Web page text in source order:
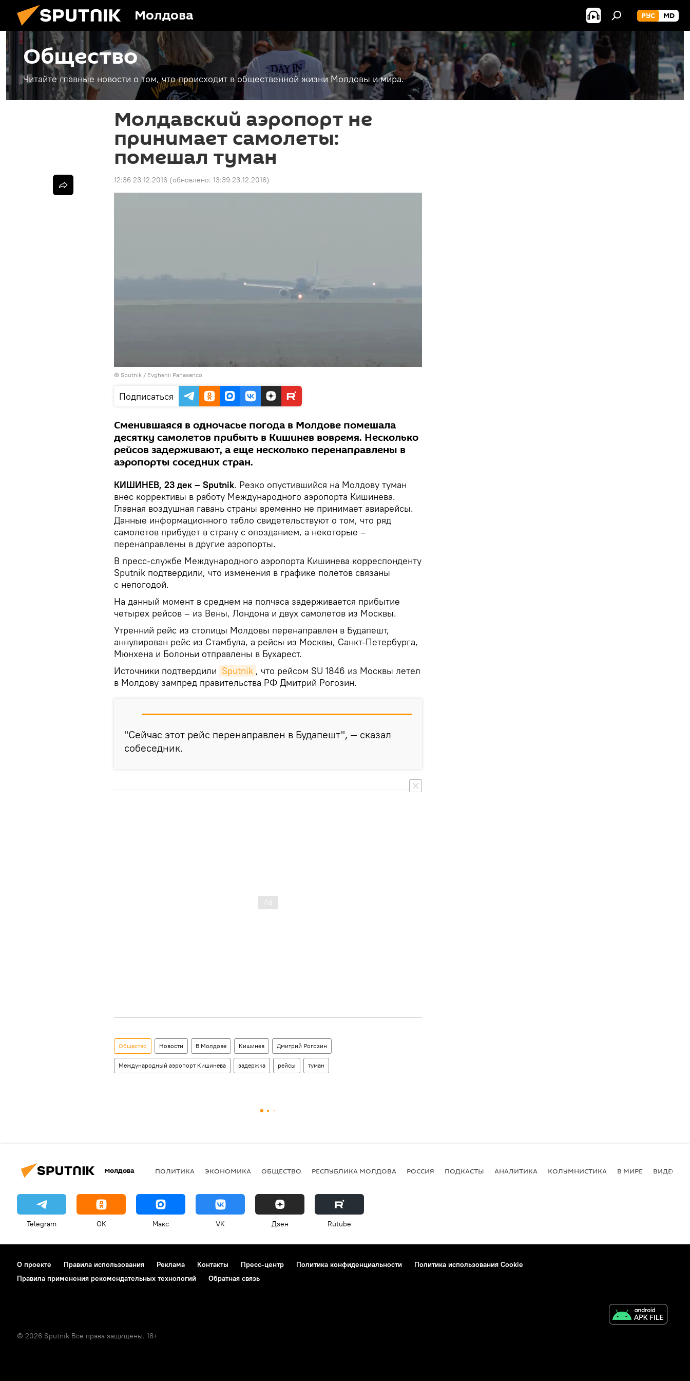
Молдова РУС MD
Общество
Читайте главные новости о том, что происходит в общественной жизни Молдовы и мира.
Молдавский аэропорт не
принимает самолеты:
помешал туман
12:36 23.12.2016 (обновлено: 13:39 23.12.2016)
© Sputnik / Evghenii Panasenco
Подписаться
Сменившаяся в одночасье погода в Молдове помешала
десятку самолетов прибыть в Кишинев вовремя. Несколько
рейсов задерживают, а еще несколько перенаправлены в
аэропорты соседних стран.
КИШИНЕВ, 23 дек – Sputnik. Резко опустившийся на Молдову туман
внес коррективы в работу Международного аэропорта Кишинева.
Главная воздушная гавань страны временно не принимает авиарейсы.
Данные информационного табло свидетельствуют о том, что ряд
самолетов прибудет в страну с опозданием, а некоторые –
перенаправлены в другие аэропорты.
В пресс-службе Международного аэропорта Кишинева корреспонденту
Sputnik подтвердили, что изменения в графике полетов связаны
с непогодой.
На данный момент в среднем на полчаса задерживается прибытие
четырех рейсов – из Вены, Лондона и двух самолетов из Москвы.
Утренний рейс из столицы Молдовы перенаправлен в Будапешт,
аннулирован рейс из Стамбула, а рейсы из Москвы, Санкт-Петербурга,
Мюнхена и Болоньи отправлены в Бухарест.
Источники подтвердили Sputnik , что рейсом SU 1846 из Москвы летел
в Молдову зампред правительства РФ Дмитрий Рогозин.
"Сейчас этот рейс перенаправлен в Будапешт", — сказал
собеседник.
Общество Новости В Молдове Кишинев Дмитрий Рогозин
Международный аэропорт Кишинева задержка рейсы туман
Молдова ПОЛИТИКА ЭКОНОМИКА ОБЩЕСТВО РЕСПУБЛИКА МОЛДОВА РОССИЯ ПОДКАСТЫ АНАЛИТИКА КОЛУМНИСТИКА В МИРЕ ВИДЕО
Telegram OK Макс VK Дзен Rutube
О проекте Правила использования Реклама Контакты Пресс-центр Политика конфиденциальности
Политика использования Cookie
Правила применения рекомендательных технологий
Обратная связь
© 2026 Sputnik Все права защищены. 18+